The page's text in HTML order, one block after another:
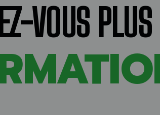
VOUS PLUS